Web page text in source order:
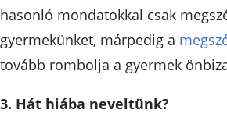
hasonló mondatokkal csak
gyermekünket, márpedig a
tovább rombolja a gyermek
3. Hát hiába neveltünk?